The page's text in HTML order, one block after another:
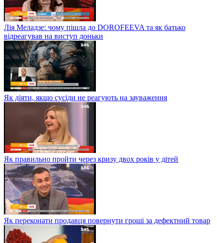
Лія Меладзе: чому пішла до DOROFEEVA та як батько
відреагував на виступ доньки
Як діяти, якщо сусіди не реагують на зауваження
Як правильно пройти через кризу двох років у дітей
Як переконати продавця повернути гроші за дефектний товар